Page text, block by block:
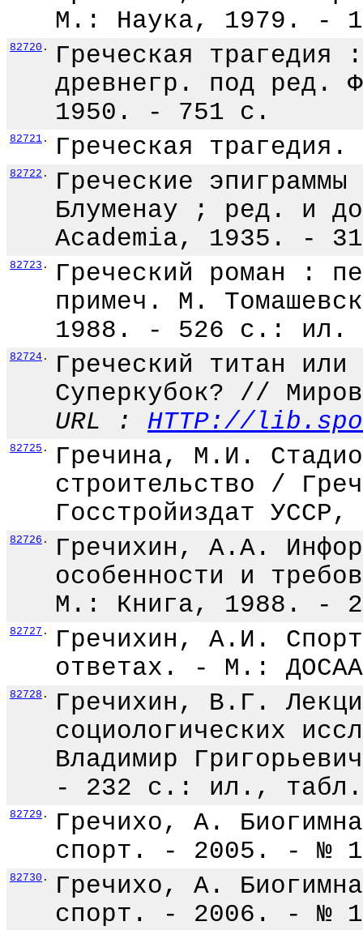
М.: Наука, 1979. -
82720 .
Греческая
древнегр. под ред.
1950. - 751 с.
82721 . Греческая
82722 .
Греческие
Блуменау ; ред. и
Academia, 1935. -
82723 .
Греческий роман :
примеч. М.
1988. - 526 с.: ил.
82724 .
Греческий титан
Суперкубок? //
URL : HTTP://
82725 .
Гречина, М.И.
строительство /
Госстройиздат
82726 .
Гречихин, А.А.
особенности и
М.: Книга, 1988. -
82727 .
Гречихин, А.И.
ответах. - М.:
82728 .
Гречихин, В.Г.
социологических
Владимир
- 232 с.: ил., табл.
82729 .
Гречихо, А.
спорт. - 2005. - №
82730 .
Гречихо, А.
спорт. - 2006. - №